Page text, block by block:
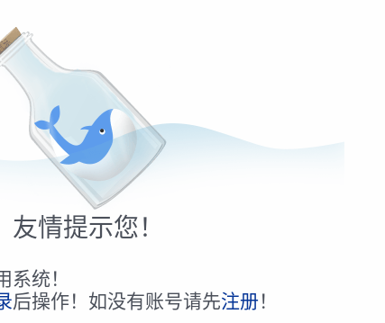
情提示您！
系统！
后操作！如没有账号请先注册！